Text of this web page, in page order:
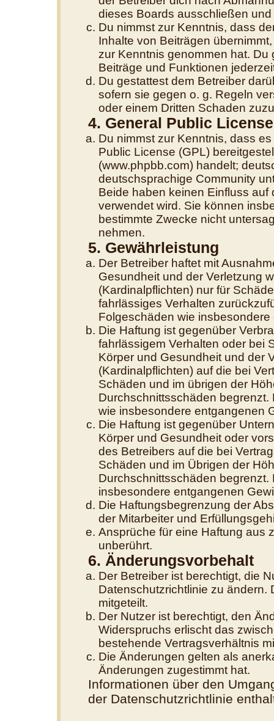
dieses Boards ausschließen
Du nimmst zur Kenntnis, dass
Inhalte von Beiträgen
zur Kenntnis genommen hat.
Beiträge und Funktionen
Du gestattest dem Betreiber
sofern sie gegen o. g. Regeln
oder einem Dritten Schaden
4. General Public License
Du nimmst zur Kenntnis, dass
Public License (GPL)
(www.phpbb.com) handelt;
deutschsprachige Community
Beide haben keinen Einfluss auf
verwendet wird. Sie können
bestimmte Zwecke nicht
nehmen.
5. Gewährleistung
Der Betreiber haftet mit
Gesundheit und der Verletzung
(Kardinalpflichten) nur für
fahrlässiges Verhalten
Folgeschäden wie
Die Haftung ist gegenüber
fahrlässigem Verhalten oder bei
Körper und Gesundheit und der
(Kardinalpflichten) auf die bei
Schäden und im übrigen der
Durchschnittsschäden
wie insbesondere entgangenen
Die Haftung ist gegenüber
Körper und Gesundheit oder
des Betreibers auf die bei
Schäden und im Übrigen der
Durchschnittsschäden
insbesondere entgangenen
Die Haftungsbegrenzung der
der Mitarbeiter und
Ansprüche für eine Haftung aus
unberührt.
6. Änderungsvorbehalt
Der Betreiber ist berechtigt, die
Datenschutzrichtlinie zu ändern.
mitgeteilt.
Der Nutzer ist berechtigt, den
Widerspruchs erlischt das
bestehende Vertragsverhältnis
Die Änderungen gelten als
Änderungen zugestimmt hat.
Informationen über den
der Datenschutzrichtlinie